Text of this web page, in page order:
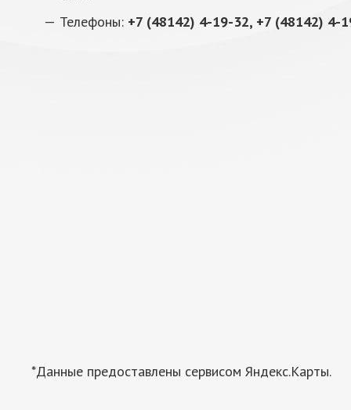
Телефоны: +7 (48142) 4-19-32, +7 (48142) 4-
*Данные предоставлены сервисом Яндекс.Карты.